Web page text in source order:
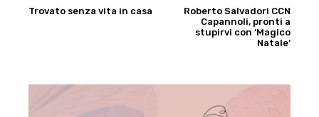
Trovato senza vita in casa
Roberto Salvadori CCN
Capannoli, pronti a
stupirvi con ‘Magico
Natale’